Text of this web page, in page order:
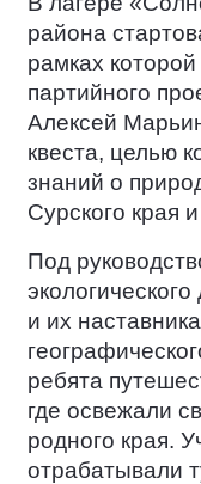
района
рамках
партийного
Алексей
квеста, целью
знаний о
Сурского края
Под
и их
ребята
где освежали
родного края.
отрабатывали